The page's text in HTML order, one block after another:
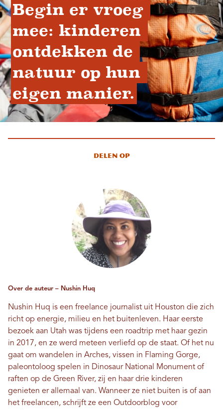
Begin er vroeg
mee: kinderen
ontdekken de
natuur op hun
eigen manier.
Delen op
Over de auteur – Nushin Huq
Nushin Huq is een freelance journalist uit Houston die zich
richt op energie, milieu en het buitenleven. Haar eerste
bezoek aan Utah was tijdens een roadtrip met haar gezin
in 2017, en ze werd meteen verliefd op de staat. Of het nu
gaat om wandelen in Arches, vissen in Flaming Gorge,
paleontoloog spelen in Dinosaur National Monument of
raften op de Green River, zij en haar drie kinderen
genieten er allemaal van. Wanneer ze niet buiten is of aan
het freelancen, schrijft ze een Outdoorblog voor